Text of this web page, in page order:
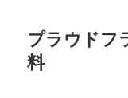
プラウドフ
料